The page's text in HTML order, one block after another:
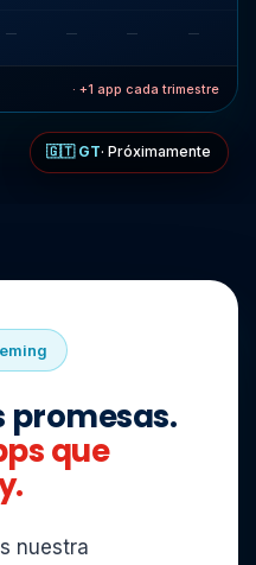
— — — —
· +1 app cada trimestre
🇬🇹 GT· Próximamente
promesas.
que
nuestra